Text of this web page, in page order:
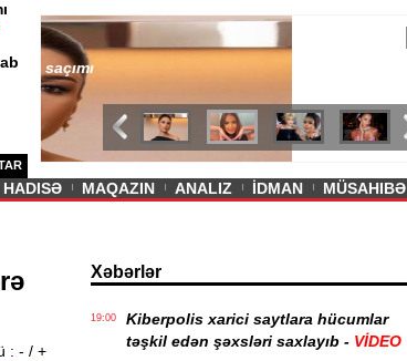
/ MAQAZIN /
— 11 İyul 2026
Sevda Yahyayevanın qısa ətəyi tənqid olundu -
VİDEO
HADISƏ MAQAZIN ANALIZ İDMAN MÜSAHIBƏ
: - / +
Xəbərlər
19:00
Kiberpolis xarici saytlara hücumlar
təşkil edən şəxsləri saxlayıb - VİDEO